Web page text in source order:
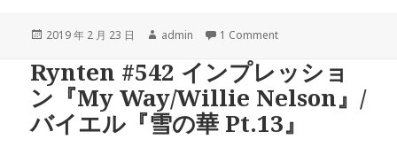
c
e
b
o
o
it
te
r
p
y
Li
n
k
投
日:
2019 年 2 月 23 日
作
者
admin 1 Comment
Rynten #542 インプレッショ
ン『My Way/Willie Nelson』/
バイエル『雪の華 Pt.13』